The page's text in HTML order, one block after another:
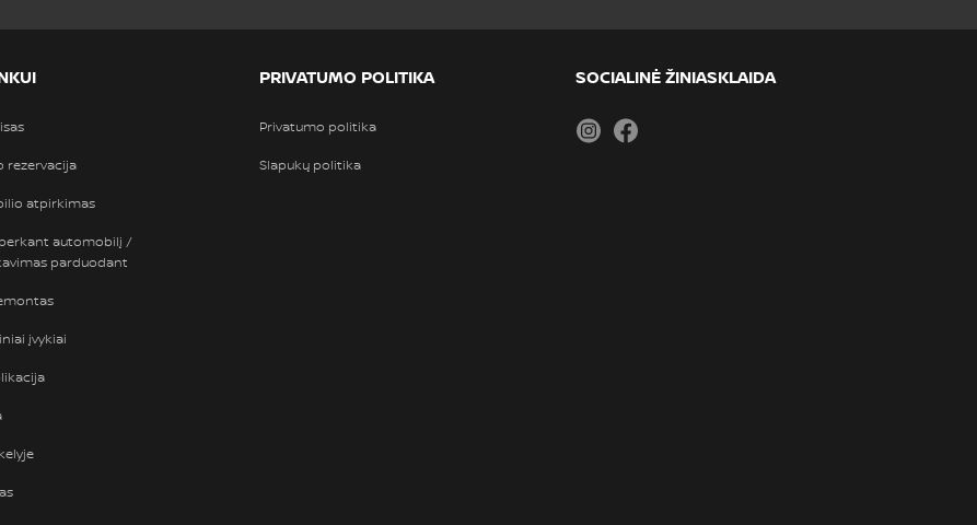
rezervacija
atpirkimas
automobilį /
parduodant
įvykiai
PRIVATUMO POLITIKA
Privatumo politika
Slapukų politika
SOCIALINĖ ŽINIASKLAIDA
Instagram